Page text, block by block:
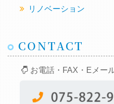
リノベーション
CONTACT
お電話・FAX・Eメー